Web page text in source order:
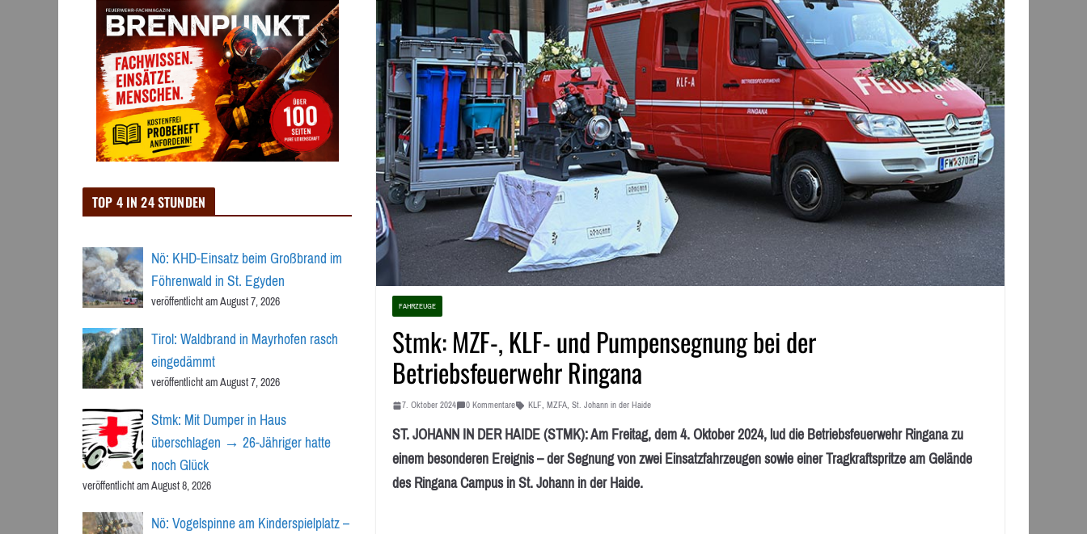
FAHRZEUGE
Stmk: MZF-, KLF- und Pumpensegnung bei der
Betriebsfeuerwehr Ringana
7. Oktober 2024 0 Kommentare KLF, MZFA, St. Johann in der Haide
ST. JOHANN IN DER HAIDE (STMK): Am Freitag, dem 4. Oktober 2024, lud die Betriebsfeuerwehr Ringana zu
einem besonderen Ereignis – der Segnung von zwei Einsatzfahrzeugen sowie einer Tragkraftspritze am Gelände
des Ringana Campus in St. Johann in der Haide.
TOP 4 IN 24 STUNDEN
Nö: KHD-Einsatz beim Großbrand im
Föhrenwald in St. Egyden
veröffentlicht am August 7, 2026
Tirol: Waldbrand in Mayrhofen rasch
eingedämmt
veröffentlicht am August 7, 2026
Stmk: Mit Dumper in Haus
überschlagen → 26-Jähriger hatte
noch Glück
veröffentlicht am August 8, 2026
Nö: Vogelspinne am Kinderspielplatz –